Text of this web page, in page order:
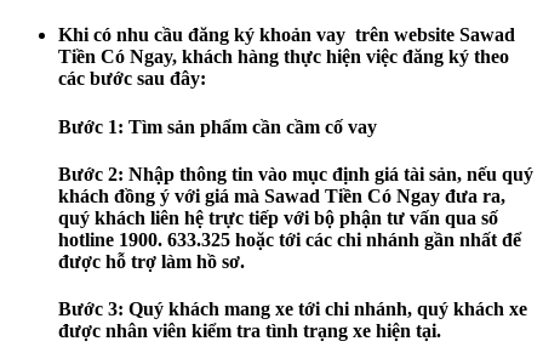
Khi có nhu cầu đăng ký khoản vay trên website Sawad
Tiền Có Ngay, khách hàng thực hiện việc đăng ký theo
các bước sau đây:
Bước 1: Tìm sản phẩm cần cầm cố vay
Bước 2: Nhập thông tin vào mục định giá tài sản, nếu quý
khách đồng ý với giá mà Sawad Tiền Có Ngay đưa ra,
quý khách liên hệ trực tiếp với bộ phận tư vấn qua số
hotline 1900. 633.325 hoặc tới các chi nhánh gần nhất để
được hỗ trợ làm hồ sơ.
Bước 3: Quý khách mang xe tới chi nhánh, quý khách xe
được nhân viên kiểm tra tình trạng xe hiện tại.